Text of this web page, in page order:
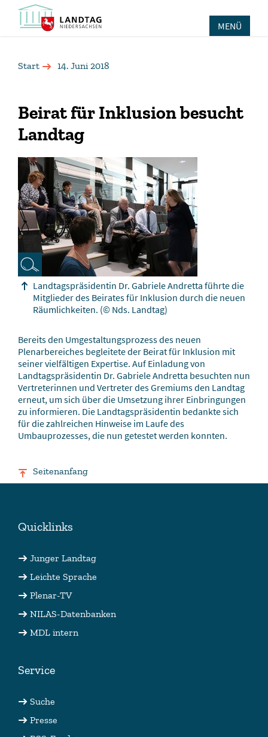
MENÜ
Start 14. Juni 2018
Beirat für Inklusion besucht
Landtag
Landtagspräsidentin Dr. Gabriele Andretta führte die
Mitglieder des Beirates für Inklusion durch die neuen
Räumlichkeiten. (© Nds. Landtag)
Bereits den Umgestaltungsprozess des neuen
Plenarbereiches begleitete der Beirat für Inklusion mit
seiner vielfältigen Expertise. Auf Einladung von
Landtagspräsidentin Dr. Gabriele Andretta besuchten nun
Vertreterinnen und Vertreter des Gremiums den Landtag
erneut, um sich über die Umsetzung ihrer Einbringungen
zu informieren. Die Landtagspräsidentin bedankte sich
für die zahlreichen Hinweise im Laufe des
Umbauprozesses, die nun getestet werden konnten.
Seitenanfang
Quicklinks
Junger Landtag
Leichte Sprache
Plenar-TV
NILAS-Datenbanken
MDL intern
Service
Suche
Presse